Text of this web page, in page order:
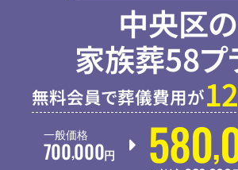
中央区の
家族葬58プ
無料会員で葬儀費用が12
一般価格
700,000円 580,